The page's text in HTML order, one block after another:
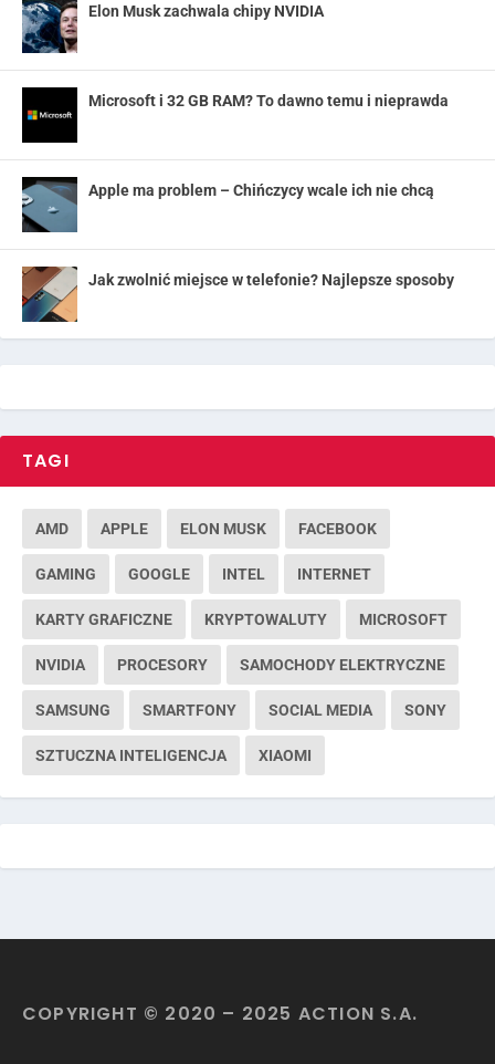
Elon Musk zachwala chipy NVIDIA
Microsoft i 32 GB RAM? To dawno temu i nieprawda
Apple ma problem – Chińczycy wcale ich nie chcą
Jak zwolnić miejsce w telefonie? Najlepsze sposoby
TAGI
AMD APPLE ELON MUSK FACEBOOK
GAMING GOOGLE INTEL INTERNET
KARTY GRAFICZNE KRYPTOWALUTY MICROSOFT
NVIDIA PROCESORY SAMOCHODY ELEKTRYCZNE
SAMSUNG SMARTFONY SOCIAL MEDIA SONY
SZTUCZNA INTELIGENCJA XIAOMI
COPYRIGHT © 2020 – 2025 ACTION S.A.